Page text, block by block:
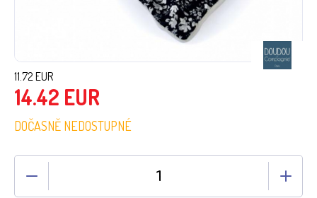
11.72EUR
14.42 EUR
DOČASNĚ NEDOSTUPNÉ